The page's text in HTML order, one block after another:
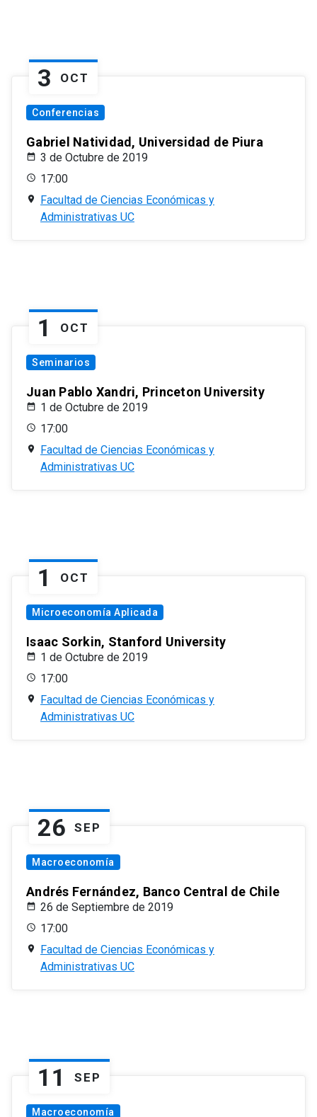
3 OCT
Conferencias
Gabriel Natividad, Universidad de Piura
3 de Octubre de 2019
17:00
Facultad de Ciencias Económicas y
Administrativas UC
1 OCT
Seminarios
Juan Pablo Xandri, Princeton University
1 de Octubre de 2019
17:00
Facultad de Ciencias Económicas y
Administrativas UC
1 OCT
Microeconomía Aplicada
Isaac Sorkin, Stanford University
1 de Octubre de 2019
17:00
Facultad de Ciencias Económicas y
Administrativas UC
26 SEP
Macroeconomía
Andrés Fernández, Banco Central de Chile
26 de Septiembre de 2019
17:00
Facultad de Ciencias Económicas y
Administrativas UC
11 SEP
Macroeconomía